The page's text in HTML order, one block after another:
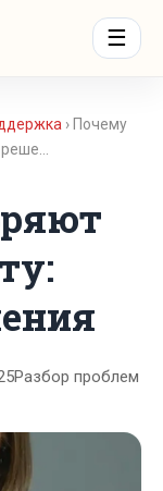
☰
› Почему
Разбор проблем